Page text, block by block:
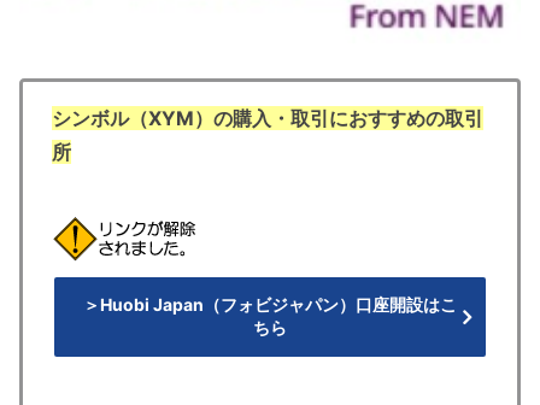
シンボル（XYM）の購入・取引におすすめの取引
所
＞Huobi Japan（フォビジャパン）口座開設はこ
ちら